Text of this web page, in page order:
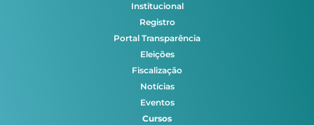
Institucional
Registro
Portal Transparência
Eleições
Fiscalização
Notícias
Eventos
Cursos